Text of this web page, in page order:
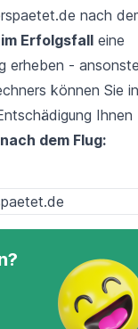
nach
Erfolgsfall eine
erheben -
können Sie
Ihnen
dem Flug: